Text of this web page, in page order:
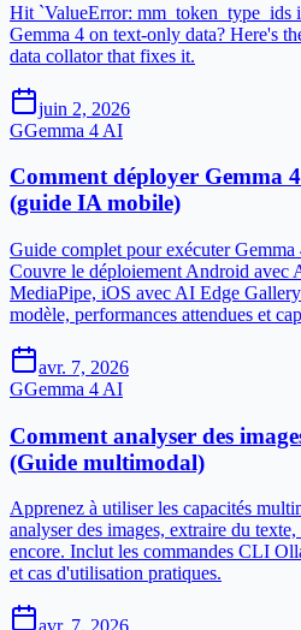
Hit `ValueError: mm_token_type_ids
Gemma 4 on text-only data? Here's
data collator that fixes it.
juin 2, 2026
GGemma 4 AI
Comment déployer Gemma
(guide IA mobile)
Guide complet pour exécuter Gemma
Couvre le déploiement Android
MediaPipe, iOS avec AI Edge
modèle, performances attendues et
avr. 7, 2026
GGemma 4 AI
Comment analyser des
(Guide multimodal)
Apprenez à utiliser les capacités
analyser des images, extraire du
encore. Inclut les commandes CLI
et cas d'utilisation pratiques.